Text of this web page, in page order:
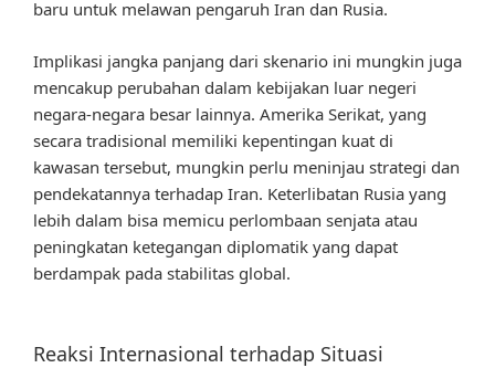
baru untuk melawan pengaruh Iran dan Rusia.
Implikasi jangka panjang dari skenario ini mungkin juga
mencakup perubahan dalam kebijakan luar negeri
negara-negara besar lainnya. Amerika Serikat, yang
secara tradisional memiliki kepentingan kuat di
kawasan tersebut, mungkin perlu meninjau strategi dan
pendekatannya terhadap Iran. Keterlibatan Rusia yang
lebih dalam bisa memicu perlombaan senjata atau
peningkatan ketegangan diplomatik yang dapat
berdampak pada stabilitas global.
Reaksi Internasional terhadap Situasi